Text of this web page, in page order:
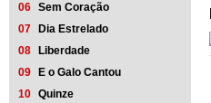
06 Sem Coração
07
Dia Estrelado
08
Liberdade
09
E o Galo Cantou
10 Quinze